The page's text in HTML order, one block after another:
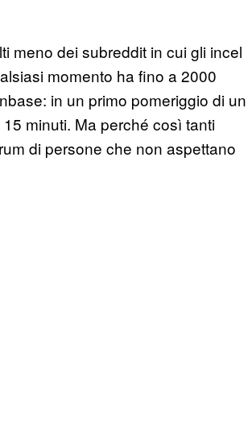
meno dei subreddit in cui gli incel
momento ha fino a 2000
in un primo pomeriggio di un
minuti. Ma perché così tanti
di persone che non aspettano